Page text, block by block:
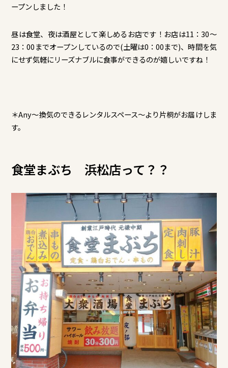
ープンしました！
昼は食堂、夜は酒屋として楽しめるお店です！お店は11：30～
23：00までオープンしているので(土曜は0：00まで)、時間を気
にせず気軽にリーズナブルに食事ができるのが嬉しいですね！
＊Any～換気のできるレンタルスペース～より片桐がお届けしま
す。
食堂まぶち 浜松店って？？